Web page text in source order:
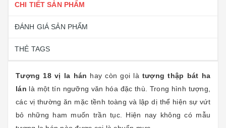
CHI TIẾT SẢN PHẨM
ĐÁNH GIÁ SẢN PHẨM
THẺ TAGS
Tượng 18 vị la hán hay còn gọi là tượng thập bát ha
lán là một tín ngưỡng văn hóa đặc thù. Trong hình tượng,
các vị thường ăn mặc tềnh toàng và lập dị thể hiện sự vứt
bỏ những ham muốn trần tục. Hiện nay không có mẫu